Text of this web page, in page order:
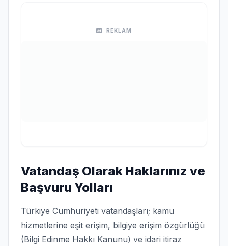
REKLAM
Vatandaş Olarak Haklarınız ve
Başvuru Yolları
Türkiye Cumhuriyeti vatandaşları; kamu
hizmetlerine eşit erişim, bilgiye erişim özgürlüğü
(Bilgi Edinme Hakkı Kanunu) ve idari itiraz